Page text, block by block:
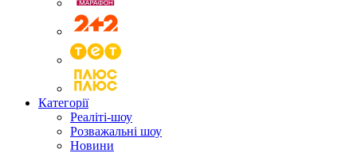
Категорії
Реаліті-шоу
Розважальні шоу
Новини